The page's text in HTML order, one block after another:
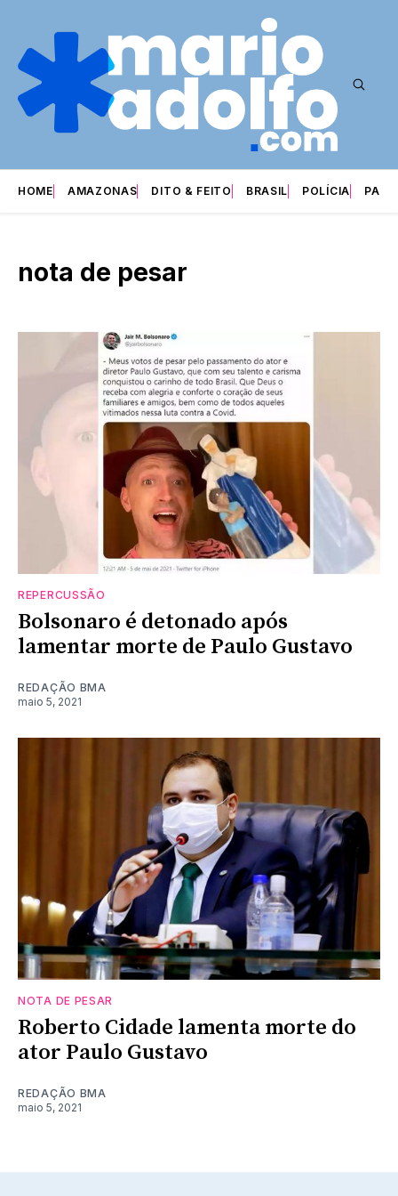
HOME AMAZONAS DITO & FEITO BRASIL POLÍCIA
nota de pesar
REPERCUSSÃO
Bolsonaro é detonado após
lamentar morte de Paulo Gustavo
REDAÇÃO BMA
maio 5, 2021
NOTA DE PESAR
Roberto Cidade lamenta morte do
ator Paulo Gustavo
REDAÇÃO BMA
maio 5, 2021